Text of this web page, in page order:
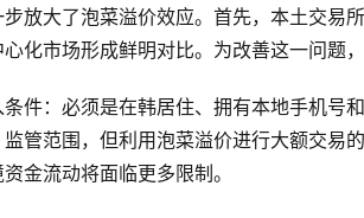
放大了泡菜溢价效应。首先，本土交易
化市场形成鲜明对比。为改善这一问题
件：必须是在韩居住、拥有本地手机号
管范围，但利用泡菜溢价进行大额交易
金流动将面临更多限制。